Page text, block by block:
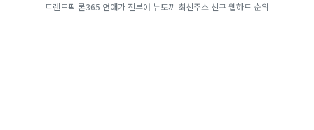
트렌드픽 론365 연애가 전부야뉴토끼 최신주소 신규 웹하드 순위